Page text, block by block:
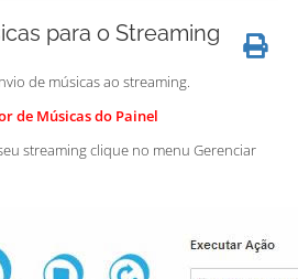
para o Streaming
de músicas ao streaming.
de Músicas do Painel
streaming clique no menu Gerenciar